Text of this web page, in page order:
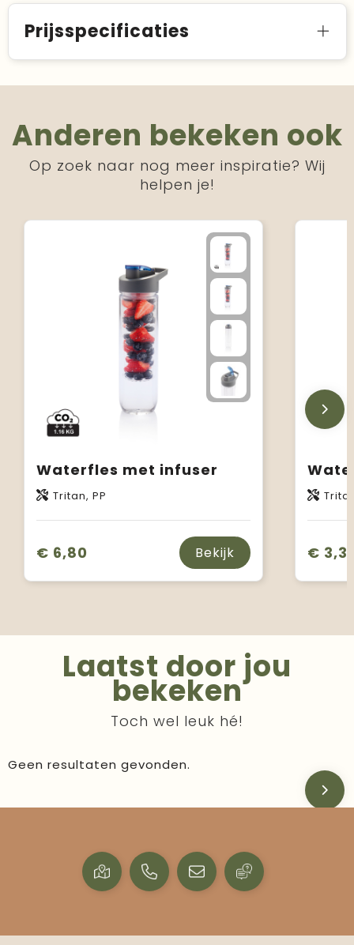
Prijsspecificaties
Anderen bekeken ook
Op zoek naar nog meer inspiratie? Wij
helpen je!
Waterfles met infuser
Tritan, PP
€ 6,80 Bekijk €
Laatst door jou
bekeken
Toch wel leuk hé!
Geen resultaten gevonden.